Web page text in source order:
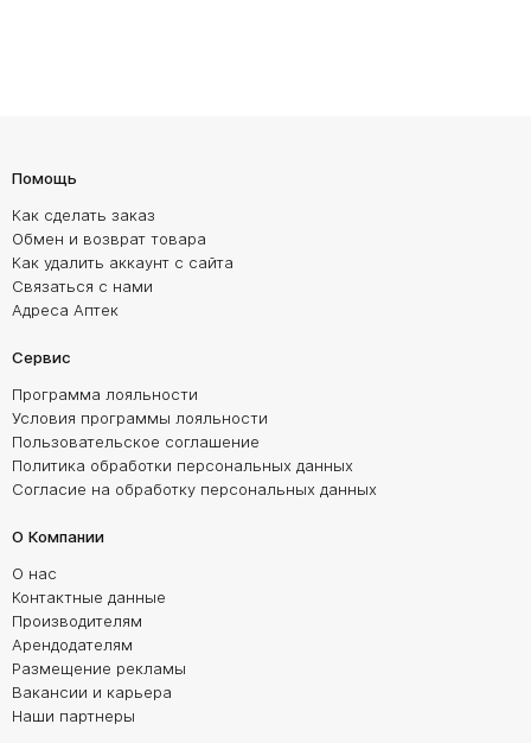
Помощь
Как сделать заказ
Обмен и возврат товара
Как удалить аккаунт с сайта
Связаться с нами
Адреса Аптек
Сервис
Программа лояльности
Условия программы лояльности
Пользовательское соглашение
Политика обработки персональных данных
Согласие на обработку персональных данных
О Компании
О нас
Контактные данные
Производителям
Арендодателям
Размещение рекламы
Вакансии и карьера
Наши партнеры